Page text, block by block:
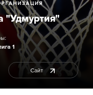
"Удмуртия"
1
Сайт